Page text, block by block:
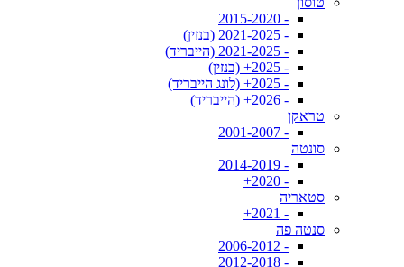
- 2015-2020
- 2021-2025 (בנזין)
- 2021-2025 (הייבריד)
- 2025+ (בנזין)
- 2025+ (לונג הייבריד)
- 2026+ (הייבריד)
טראקן
- 2001-2007
סונטה
- 2014-2019
- 2020+
סטאריה
- 2021+
סנטה פה
- 2006-2012
- 2012-2018